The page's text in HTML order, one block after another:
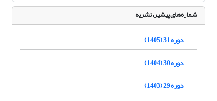
شماره‌های پیشین نشریه
دوره 31 (1405)
دوره 30 (1404)
دوره 29 (1403)